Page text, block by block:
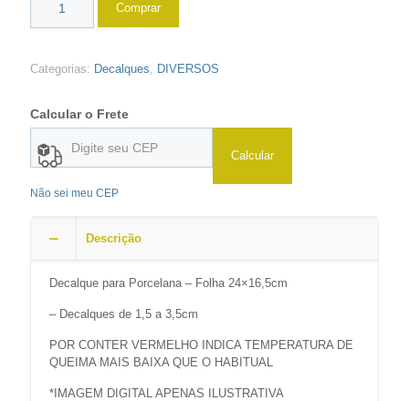
Comprar
Categorias: Decalques, DIVERSOS
Calcular o Frete
Calcular
Não sei meu CEP
Descrição
Decalque para Porcelana – Folha 24×16,5cm
– Decalques de 1,5 a 3,5cm
POR CONTER VERMELHO INDICA TEMPERATURA DE
QUEIMA MAIS BAIXA QUE O HABITUAL
*IMAGEM DIGITAL APENAS ILUSTRATIVA